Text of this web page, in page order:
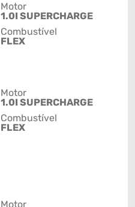
Motor
1.0I SUPERCHARGE
Combustível
FLEX
Motor
1.0I SUPERCHARGE
Combustível
FLEX
Motor